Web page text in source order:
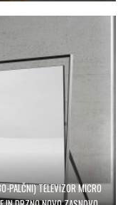
PALČNI) TELEVIZOR MICRO